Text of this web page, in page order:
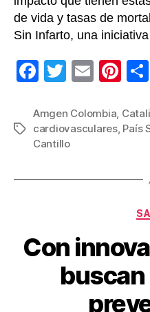
de vida y tasas de
Sin Infarto, una
F
c
e
o
T
tt
er
E
ail
Pi
er
e
Etiquetas
Amgen Colombia,
cardiovasculares, País
Cantillo
Con